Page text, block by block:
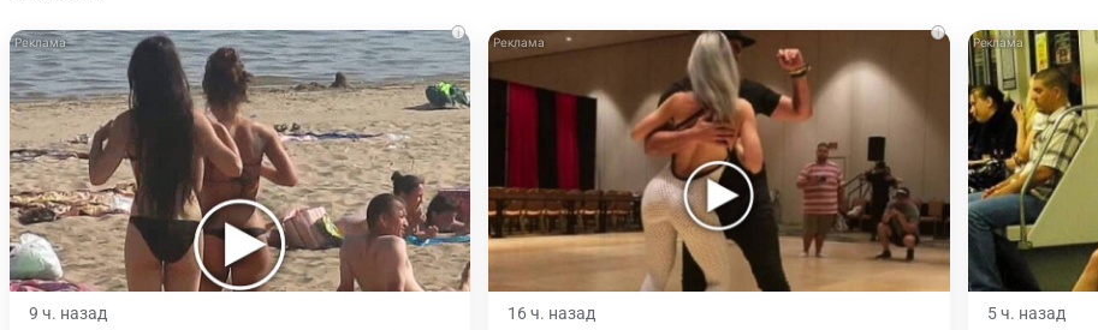
i
9 ч. назад
i
16 ч. назад 5 ч. назад